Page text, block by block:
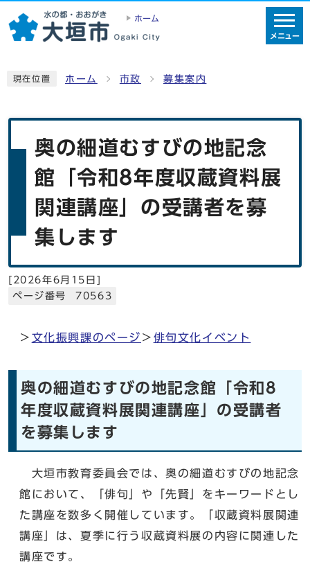
ホーム
メニュー
現在位置 ホーム 市政 募集案内
奥の細道むすびの地記念
館「令和8年度収蔵資料展
関連講座」の受講者を募
集します
[ 2026年6月15日 ]
ページ番号 70563
＞ 文化振興課のページ ＞ 俳句文化イベント
奥の細道むすびの地記念館「令和8
年度収蔵資料展関連講座」の受講者
を募集します
大垣市教育委員会では、奥の細道むすびの地記念
館において、「俳句」や「先賢」をキーワードとし
た講座を数多く開催しています。「収蔵資料展関連
講座」は、夏季に行う収蔵資料展の内容に関連した
講座です。